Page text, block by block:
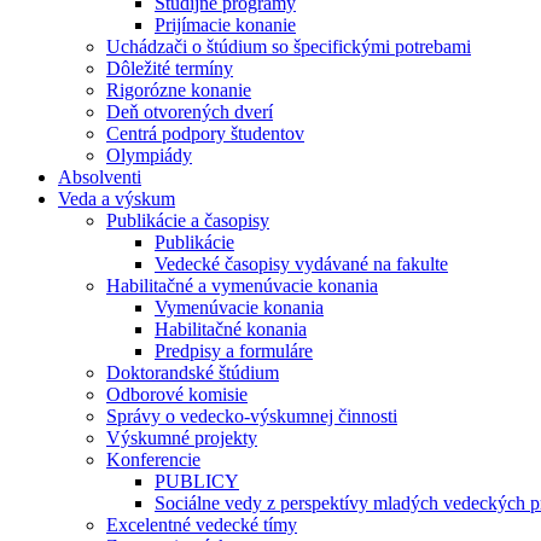
Prijímacie konanie
Uchádzači o štúdium so špecifickými potrebami
Dôležité termíny
Rigorózne konanie
Deň otvorených dverí
Centrá podpory študentov
Olympiády
Absolventi
Veda a výskum
Publikácie a časopisy
Publikácie
Vedecké časopisy vydávané na fakulte
Habilitačné a vymenúvacie konania
Vymenúvacie konania
Habilitačné konania
Predpisy a formuláre
Doktorandské štúdium
Odborové komisie
Správy o vedecko-výskumnej činnosti
Výskumné projekty
Konferencie
PUBLICY
Sociálne vedy z perspektívy mladých vedeckých
Excelentné vedecké tímy